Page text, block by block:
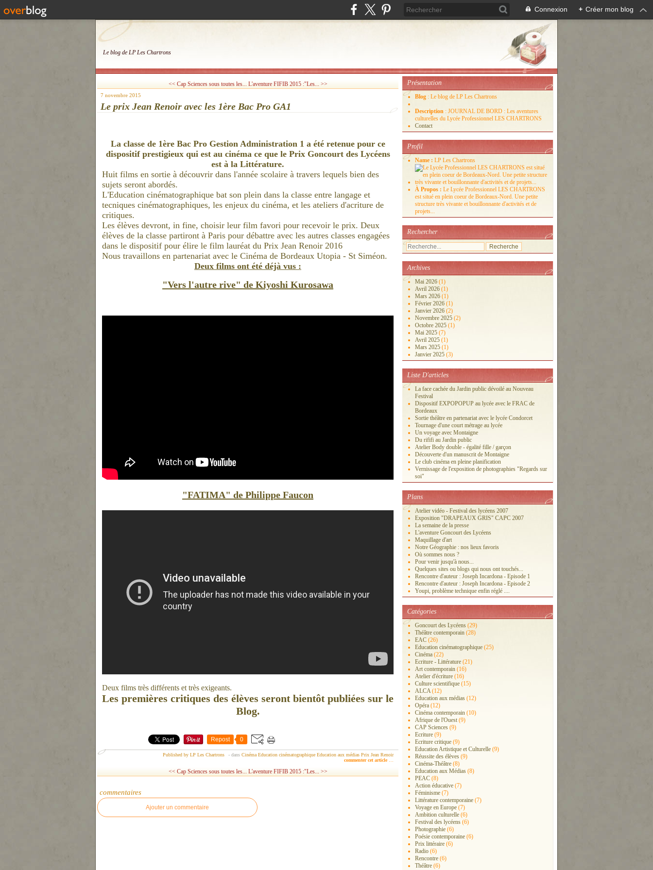
Connexion + Créer mon blog
Le blog de LP Les Chartrons
<< Cap Sciences sous toutes les... L'aventure FIFIB 2015 :"Les... >>
7 novembre 2015
Le prix Jean Renoir avec les 1ère Bac Pro GA1
La classe de 1ère Bac Pro Gestion Administration 1 a été retenue pour ce
dispositif prestigieux qui est au cinéma ce que le Prix Goncourt des Lycéens
est à la Littérature.
Huit films en sortie à découvrir dans l'année scolaire à travers lequels bien des
sujets seront abordés.
L'Education cinématographique bat son plein dans la classe entre langage et
tecniques cinématographiques, les enjeux du cinéma, et les ateliers d'acriture de
critiques.
Les élèves devront, in fine, choisir leur film favori pour recevoir le prix. Deux
élèves de la classe partiront à Paris pour débattre avec les autres classes engagées
dans le dispositif pour élire le film lauréat du Prix Jean Renoir 2016
Nous travaillons en partenariat avec le Cinéma de Bordeaux Utopia - St Siméon.
Deux films ont été déjà vus :
"Vers l'autre rive" de Kiyoshi Kurosawa
"FATIMA" de Philippe Faucon
Deux films très différents et très exigeants.
Les premières critiques des élèves seront bientôt publiées sur le
Blog.
Repost 0
Published by LP Les Chartrons - dans Cinéma Education cinématographique Education aux médias Prix Jean Renoir
commenter cet article
<< Cap Sciences sous toutes les... L'aventure FIFIB 2015 :"Les... >>
commentaires
Ajouter un commentaire
Présentation
Blog : Le blog de LP Les Chartrons
Description : JOURNAL DE BORD : Les aventures
culturelles du Lycée Professionnel LES CHARTRONS
Contact
Profil
Name : LP Les Chartrons
À Propos : Le Lycée Professionnel LES CHARTRONS
est situé en plein coeur de Bordeaux-Nord. Une petite
structure très vivante et bouillonnante d'activités et de
projets...
Rechercher
Archives
Mai 2026 (1)
Avril 2026 (1)
Mars 2026 (1)
Février 2026 (1)
Janvier 2026 (2)
Novembre 2025 (2)
Octobre 2025 (1)
Mai 2025 (7)
Avril 2025 (1)
Mars 2025 (1)
Janvier 2025 (3)
Liste D'articles
La face cachée du Jardin public dévoilé au Nouveau
Festival
Dispositif EXPOPOPUP au lycée avec le FRAC de
Bordeaux
Sortie théâtre en partenariat avec le lycée Condorcet
Tournage d'une court métrage au lycée
Un voyage avec Montaigne
Du rififi au Jardin public
Atelier Body double - égalité fille / garçon
Découverte d'un manuscrit de Montaigne
Le club cinéma en pleine planification
Vernissage de l'exposition de photographies "Regards sur
soi"
Plans
Atelier vidéo - Festival des lycéens 2007
Exposition "DRAPEAUX GRIS" CAPC 2007
La semaine de la presse
L'aventure Goncourt des Lycéens
Maquillage d'art
Notre Géographie : nos lieux favoris
Où sommes nous ?
Pour venir jusqu'à nous...
Quelques sites ou blogs qui nous ont touchés...
Rencontre d'auteur : Joseph Incardona - Episode 1
Rencontre d'auteur : Joseph Incardona - Episode 2
Youpi, problème technique enfin réglé ....
Catégories
Goncourt des Lycéens (29)
Théâtre contemporain (28)
EAC (26)
Education cinématographique (25)
Cinéma (22)
Ecriture - Littérature (21)
Art contemporain (16)
Atelier d'écriture (16)
Culture scientifique (15)
ALCA(12)
Education aux médias (12)
Opéra (12)
Cinéma contemporain (10)
Afrique de l'Ouest (9)
CAP Sciences (9)
Ecriture (9)
Ecriture critique (9)
Education Artistique et Culturelle (9)
Réussite des élèves (9)
Cinéma-Théâtre (8)
Education aux Médias (8)
PEAC (8)
Action éducative (7)
Féminisme (7)
Littérature contemporaine (7)
Voyage en Europe (7)
Ambition culturelle (6)
Festival des lycéens (6)
Photographie (6)
Poésie contemporaine (6)
Prix littéraire (6)
Radio (6)
Rencontre (6)
Théâtre (6)